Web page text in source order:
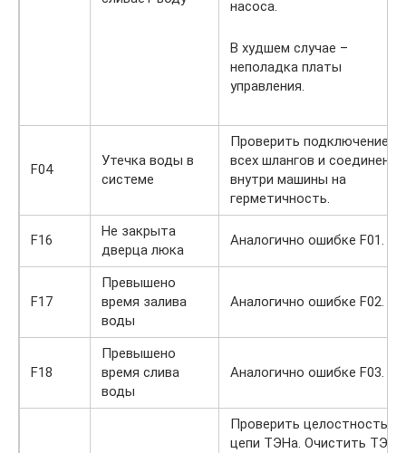
насоса.
В худшем случае –
неполадка платы
управления.
F04
Утечка воды в
системе
Проверить подключение
всех шлангов и соединений
внутри машины на
герметичность.
F16
Не закрыта
дверца люка
Аналогично ошибке F01.
F17
Превышено
время залива
воды
Аналогично ошибке F02.
F18
Превышено
время слива
воды
Аналогично ошибке F03.
Проверить целостность
цепи ТЭНа. Очистить ТЭН